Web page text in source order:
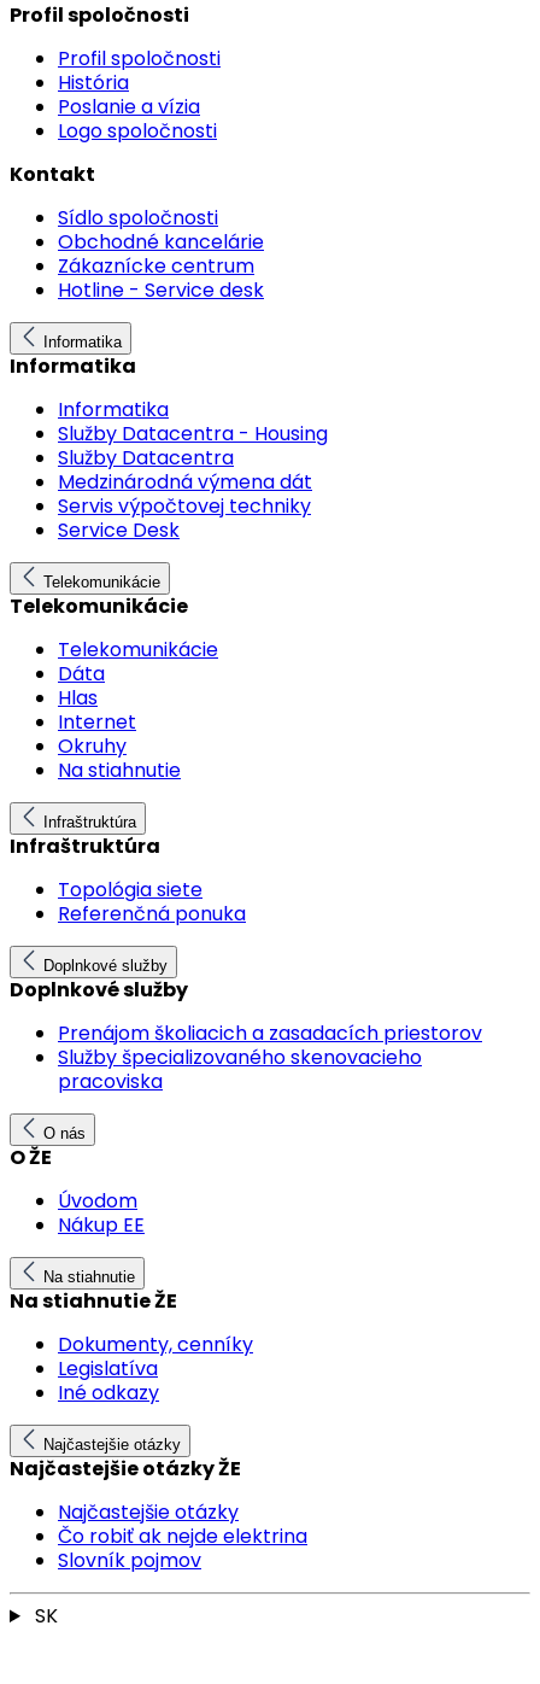
Profil spoločnosti
Profil spoločnosti
História
Poslanie a vízia
Logo spoločnosti
Kontakt
Sídlo spoločnosti
Obchodné kancelárie
Zákaznícke centrum
Hotline - Service desk
Informatika
Informatika
Informatika
Služby Datacentra - Housing
Služby Datacentra
Medzinárodná výmena dát
Servis výpočtovej techniky
Service Desk
Telekomunikácie
Telekomunikácie
Telekomunikácie
Dáta
Hlas
Internet
Okruhy
Na stiahnutie
Infraštruktúra
Infraštruktúra
Topológia siete
Referenčná ponuka
Doplnkové služby
Doplnkové služby
Prenájom školiacich a zasadacích priestorov
Služby špecializovaného skenovacieho
pracoviska
O nás
O ŽE
Úvodom
Nákup EE
Na stiahnutie
Na stiahnutie ŽE
Dokumenty, cenníky
Legislatíva
Iné odkazy
Najčastejšie otázky
Najčastejšie otázky ŽE
Najčastejšie otázky
Čo robiť ak nejde elektrina
Slovník pojmov
SK